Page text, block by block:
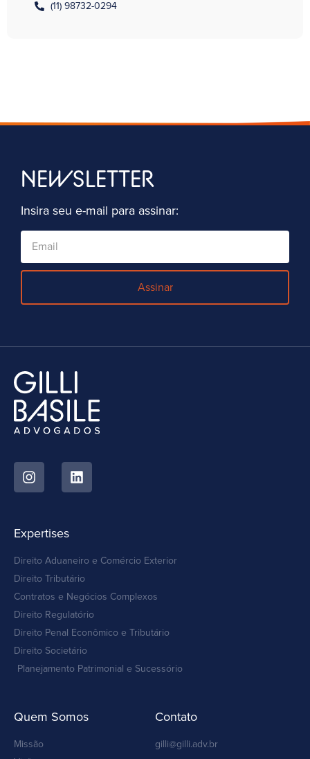
(11) 98732-0294
NEWSLETTER
Insira seu e-mail para assinar:
Assinar
Expertises
Direito Aduaneiro e Comércio Exterior
Direito Tributário
Contratos e Negócios Complexos
Direito Regulatório
Direito Penal Econômico e Tributário
Direito Societário
Planejamento Patrimonial e Sucessório
Quem Somos
Missão
Contato
gilli@gilli.adv.br